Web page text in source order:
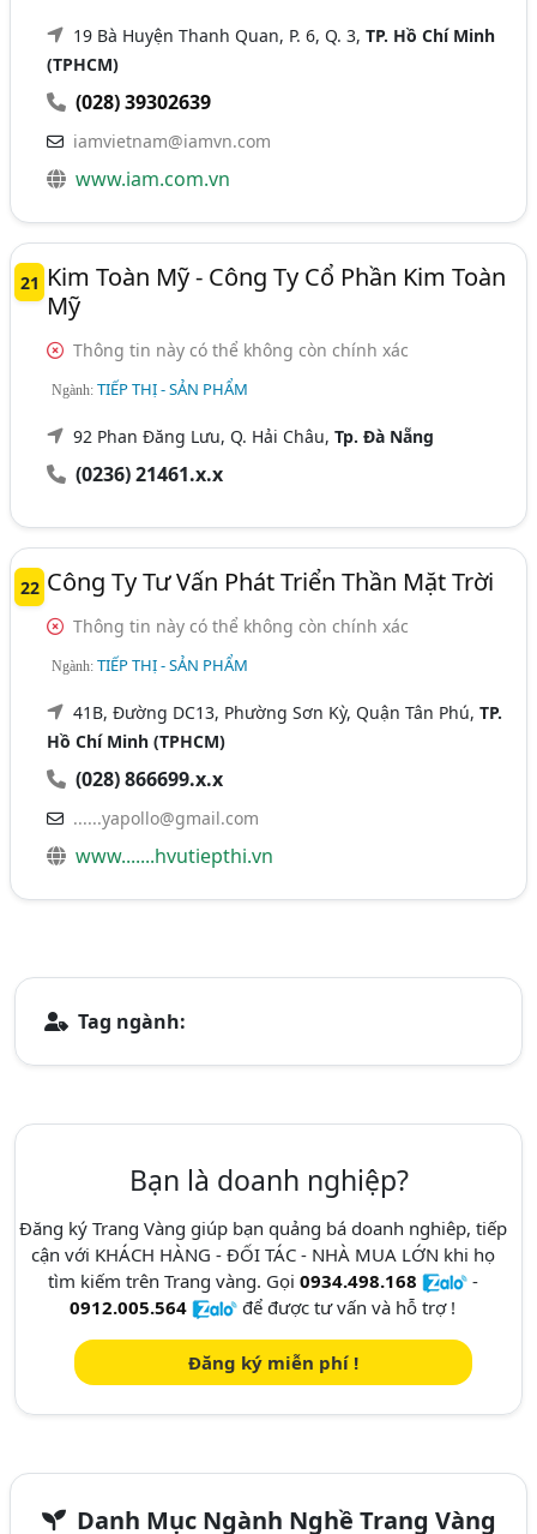
19 Bà Huyện Thanh Quan, P. 6, Q. 3,TP. Hồ Chí Minh
(TPHCM)
(028) 39302639
iamvietnam@iamvn.com
www.iam.com.vn
21 Kim Toàn Mỹ - Công Ty Cổ Phần Kim Toàn
Mỹ
Thông tin này có thể không còn chính xác
Ngành:TIẾP THỊ - SẢN PHẨM
92 Phan Đăng Lưu, Q. Hải Châu,Tp. Đà Nẵng
(0236) 21461.x.x
22 Công Ty Tư Vấn Phát Triển Thần Mặt Trời
Thông tin này có thể không còn chính xác
Ngành:TIẾP THỊ - SẢN PHẨM
41B, Đường DC13, Phường Sơn Kỳ, Quận Tân Phú,TP.
Hồ Chí Minh (TPHCM)
(028) 866699.x.x
......yapollo@gmail.com
www.......hvutiepthi.vn
Tag ngành:
Bạn là doanh nghiệp?
Đăng ký Trang Vàng giúp bạn quảng bá doanh nghiêp, tiếp
cận với KHÁCH HÀNG - ĐỐI TÁC - NHÀ MUA LỚN khi họ
tìm kiếm trên Trang vàng. Gọi 0934.498.168
-
0912.005.564
để được tư vấn và hỗ trợ !
Đăng ký miễn phí !
Danh Mục Ngành Nghề Trang Vàng